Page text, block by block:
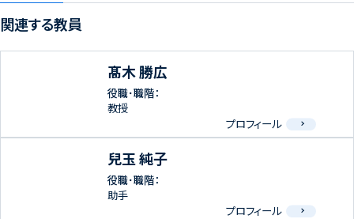
関連する教員
髙木 勝広
役職･職階：
教授
プロフィール
兒玉 純子
役職･職階：
助手
プロフィール